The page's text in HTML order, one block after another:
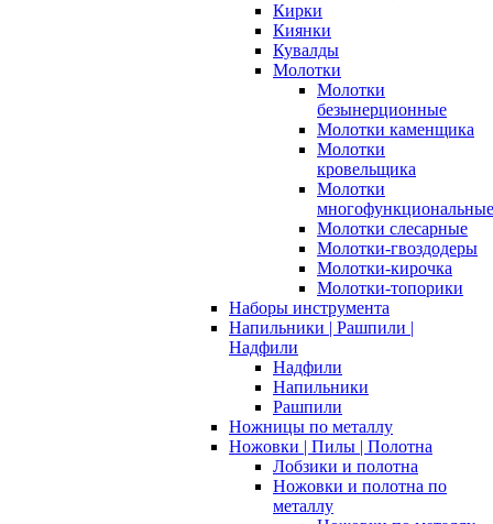
Кирки
Киянки
Кувалды
Молотки
Молотки
безынерционные
Молотки каменщика
Молотки
кровельщика
Молотки
многофункциональные
Молотки слесарные
Молотки-гвоздодеры
Молотки-кирочка
Молотки-топорики
Наборы инструмента
Напильники | Рашпили |
Надфили
Надфили
Напильники
Рашпили
Ножницы по металлу
Ножовки | Пилы | Полотна
Лобзики и полотна
Ножовки и полотна по
металлу